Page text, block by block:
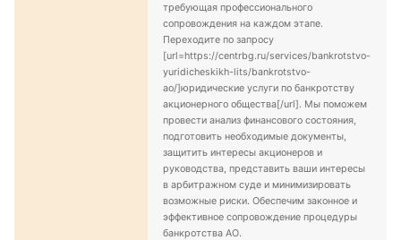
требующая профессионального
сопровождения на каждом этапе.
Переходите по запросу
[url=https://centrbg.ru/services/bankrotstvo-
yuridicheskikh-lits/bankrotstvo-
ao/]юридические услуги по банкротству
акционерного общества[/url]. Мы поможем
провести анализ финансового состояния,
подготовить необходимые документы,
защитить интересы акционеров и
руководства, представить ваши интересы
в арбитражном суде и минимизировать
возможные риски. Обеспечим законное и
эффективное сопровождение процедуры
банкротства АО.